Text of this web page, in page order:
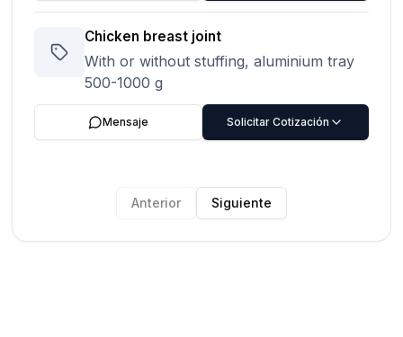
Chicken breast joint
With or without stuffing, aluminium tray
500-1000 g
Mensaje Solicitar Cotización
Anterior Siguiente